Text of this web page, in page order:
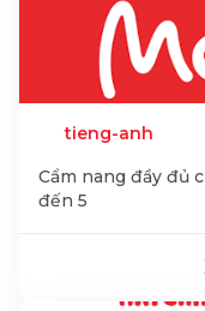
tieng-anh
Cẩm nang đầy đủ
đến 5